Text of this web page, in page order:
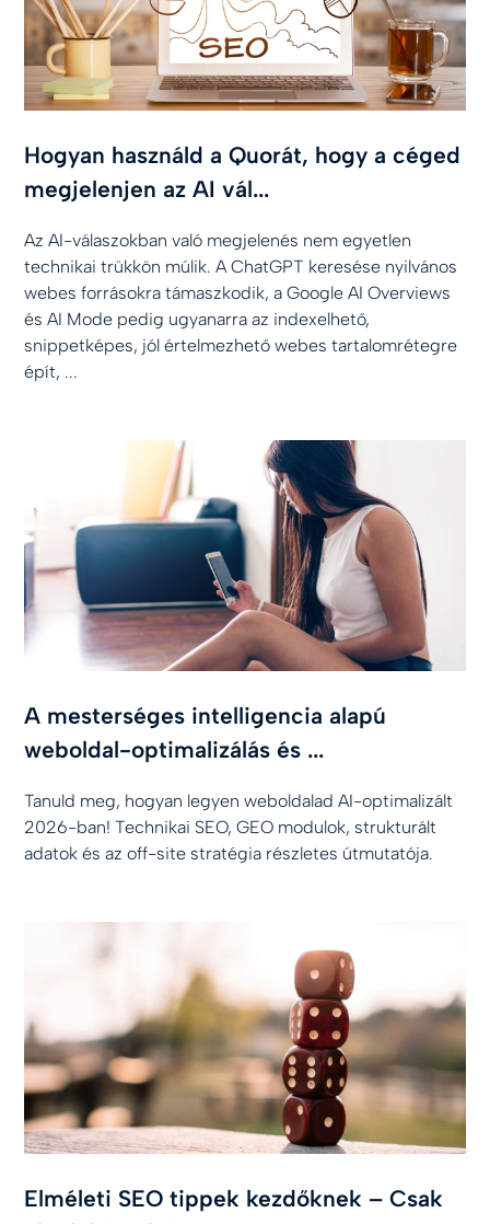
Hogyan használd a Quorát, hogy a céged
megjelenjen az AI vál...
Az AI-válaszokban való megjelenés nem egyetlen
technikai trükkön múlik. A ChatGPT keresése nyilvános
webes forrásokra támaszkodik, a Google AI Overviews
és AI Mode pedig ugyanarra az indexelhető,
snippetképes, jól értelmezhető webes tartalomrétegre
épít, ...
A mesterséges intelligencia alapú
weboldal-optimalizálás és ...
Tanuld meg, hogyan legyen weboldalad AI-optimalizált
2026-ban! Technikai SEO, GEO modulok, strukturált
adatok és az off-site stratégia részletes útmutatója.
Elméleti SEO tippek kezdőknek – Csak